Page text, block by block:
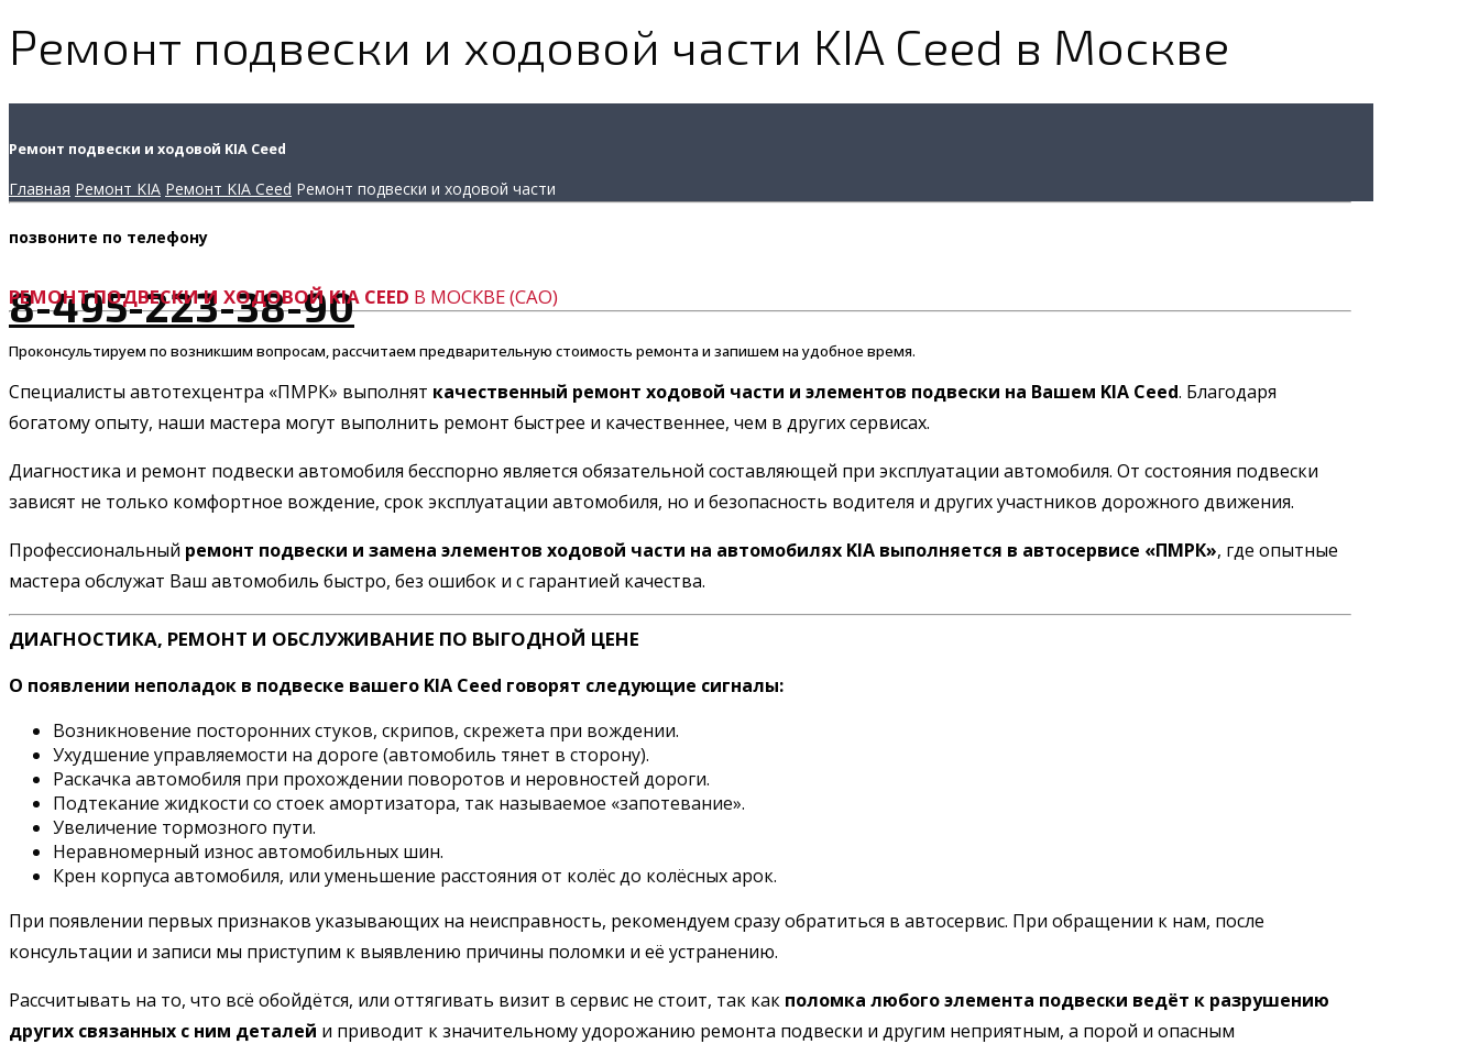
Ремонт подвески и ходовой части KIA Ceed в Москве
Ремонт подвески и ходовой KIA Ceed
Главная Ремонт KIA Ремонт KIA Ceed Ремонт подвески и ходовой части
позвоните по телефону
8-495-223-38-90
Проконсультируем по возникшим вопросам, рассчитаем предварительную стоимость ремонта и запишем на удобное время.
РЕМОНТ ПОДВЕСКИ И ХОДОВОЙ KIA CEED В МОСКВЕ (САО)
Специалисты автотехцентра «ПМРК» выполнят качественный ремонт ходовой части и элементов подвески на Вашем KIA Ceed. Благодаря
богатому опыту, наши мастера могут выполнить ремонт быстрее и качественнее, чем в других сервисах.
Диагностика и ремонт подвески автомобиля бесспорно является обязательной составляющей при эксплуатации автомобиля. От состояния подвески
зависят не только комфортное вождение, срок эксплуатации автомобиля, но и безопасность водителя и других участников дорожного движения.
Профессиональный ремонт подвески и замена элементов ходовой части на автомобилях KIA выполняется в автосервисе «ПМРК», где опытные
мастера обслужат Ваш автомобиль быстро, без ошибок и с гарантией качества.
ДИАГНОСТИКА, РЕМОНТ И ОБСЛУЖИВАНИЕ ПО ВЫГОДНОЙ ЦЕНЕ
О появлении неполадок в подвеске вашего KIA Ceed говорят следующие сигналы:
Возникновение посторонних стуков, скрипов, скрежета при вождении.
Ухудшение управляемости на дороге (автомобиль тянет в сторону).
Раскачка автомобиля при прохождении поворотов и неровностей дороги.
Подтекание жидкости со стоек амортизатора, так называемое «запотевание».
Увеличение тормозного пути.
Неравномерный износ автомобильных шин.
Крен корпуса автомобиля, или уменьшение расстояния от колёс до колёсных арок.
При появлении первых признаков указывающих на неисправность, рекомендуем сразу обратиться в автосервис. При обращении к нам, после
консультации и записи мы приступим к выявлению причины поломки и её устранению.
Рассчитывать на то, что всё обойдётся, или оттягивать визит в сервис не стоит, так как поломка любого элемента подвески ведёт к разрушению
других связанных с ним деталей и приводит к значительному удорожанию ремонта подвески и другим неприятным, а порой и опасным